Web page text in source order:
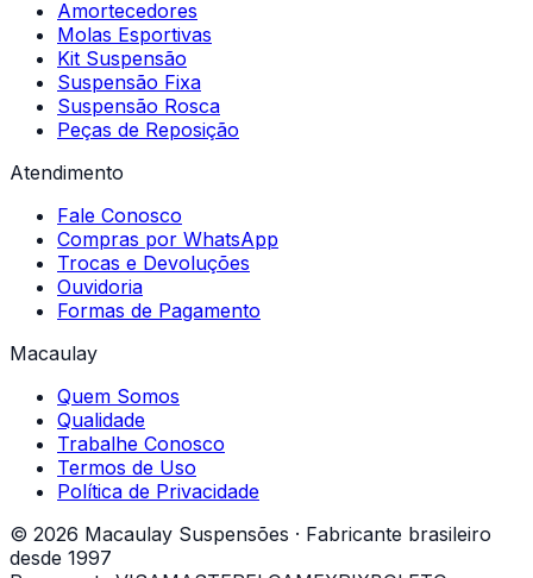
Amortecedores
Molas Esportivas
Kit Suspensão
Suspensão Fixa
Suspensão Rosca
Peças de Reposição
Atendimento
Fale Conosco
Compras por WhatsApp
Trocas e Devoluções
Ouvidoria
Formas de Pagamento
Macaulay
Quem Somos
Qualidade
Trabalhe Conosco
Termos de Uso
Política de Privacidade
© 2026 Macaulay Suspensões · Fabricante brasileiro
desde 1997